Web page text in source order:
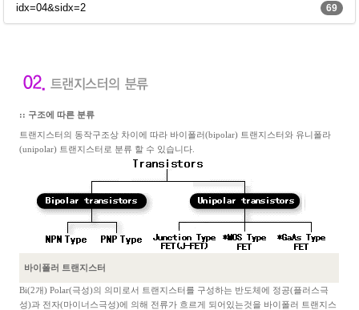
idx=04&sidx=2
69
:: 구조에 따른 분류
트랜지스터의 동작구조상 차이에 따라 바이폴러(bipolar) 트랜지스터와 유니폴라
(unipolar) 트랜지스터로 분류 할 수 있습니다.
바이폴러 트랜지스터
Bi(2개) Polar(극성)의 의미로서 트랜지스터를 구성하는 반도체에 정공(플러스극
성)과 전자(마이너스극성)에 의해 전류가 흐르게 되어있는것을 바이폴러 트랜지스